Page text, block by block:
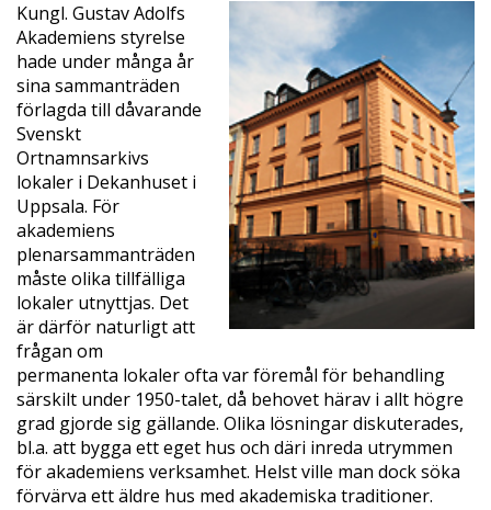
Kungl. Gustav Adolfs
Akademiens styrelse
hade under många år
sina sammanträden
förlagda till dåvarande
Svenskt
Ortnamnsarkivs
lokaler i Dekanhuset i
Uppsala. För
akademiens
plenarsammanträden
måste olika tillfälliga
lokaler utnyttjas. Det
är därför naturligt att
frågan om
permanenta lokaler ofta var föremål för behandling
särskilt under 1950-talet, då behovet härav i allt högre
grad gjorde sig gällande. Olika lösningar diskuterades,
bl.a. att bygga ett eget hus och däri inreda utrymmen
för akademiens verksamhet. Helst ville man dock söka
förvärva ett äldre hus med akademiska traditioner.